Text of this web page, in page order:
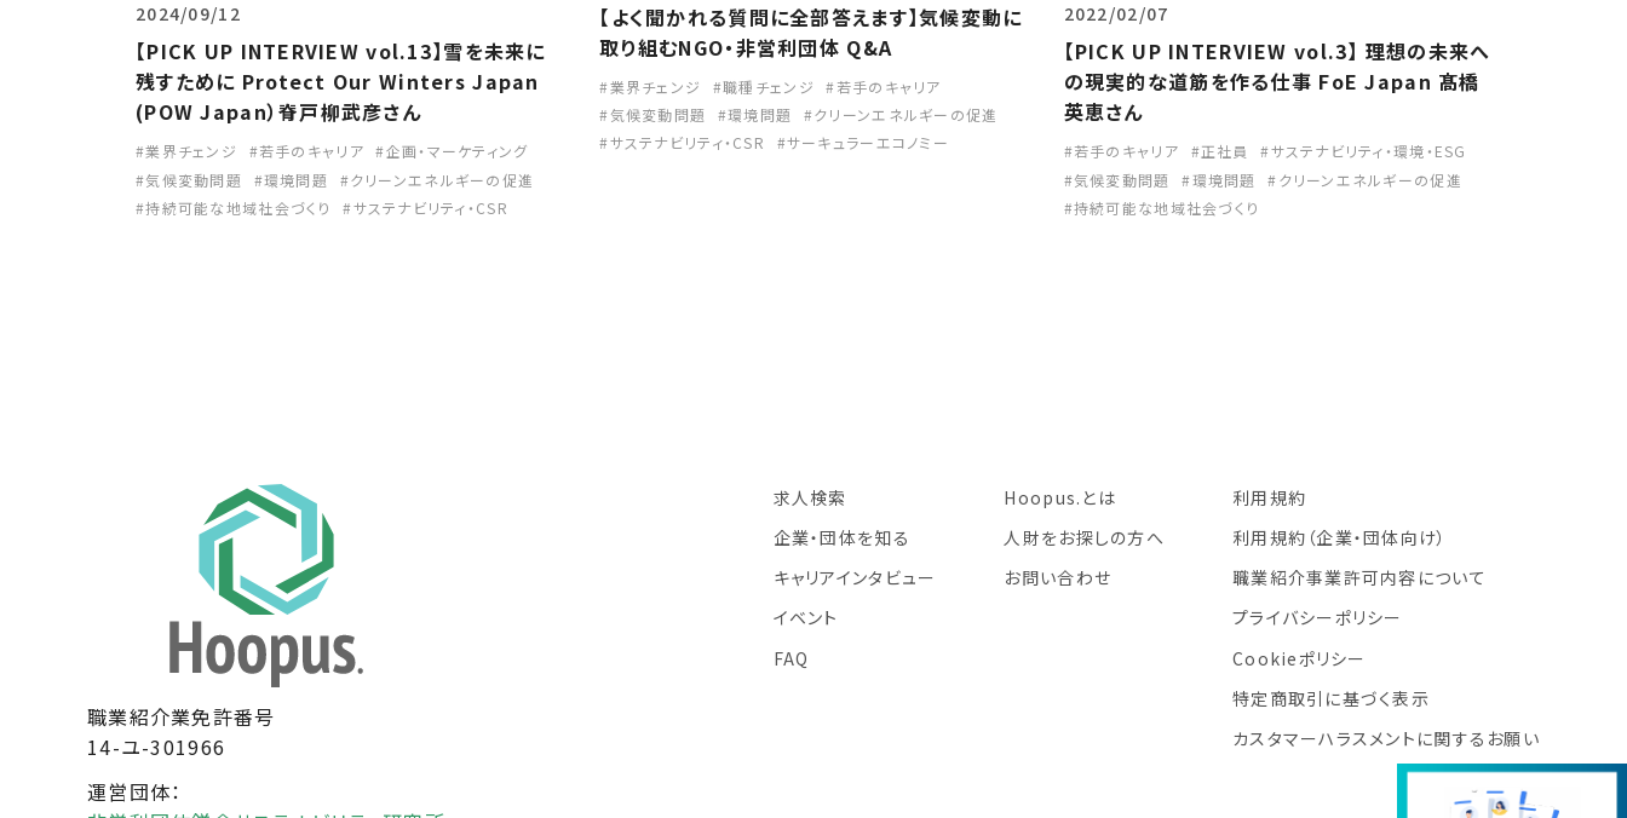
2024/09/12
【PICK UP INTERVIEW vol.13】雪を未来に
残すために Protect Our Winters Japan
(POW Japan）脊戸柳武彦さん
業界チェンジ 若手のキャリア
企画・マーケティング
気候変動問題
環境問題
クリーンエネルギーの促進
持続可能な地域社会づくり
サステナビリティ・CSR
【よく聞かれる質問に全部答えます】気候変動に
取り組むNGO・非営利団体 Q&A
業界チェンジ 職種チェンジ
若手のキャリア
気候変動問題
環境問題
クリーンエネルギーの促進
サステナビリティ・CSR
サーキュラーエコノミー
2022/02/07
【PICK UP INTERVIEW vol.3】 理想の未来へ
の現実的な道筋を作る仕事 FoE Japan 髙橋
英恵さん
若手のキャリア 正社員
サステナビリティ・環境・ESG
気候変動問題
環境問題
クリーンエネルギーの促進
持続可能な地域社会づくり
職業紹介業免許番号
14-ユ-301966
運営団体：
求人検索
企業・団体を知る
キャリアインタビュー
イベント
FAQ
Hoopus.とは
人財をお探しの方へ
お問い合わせ
利用規約
利用規約 （企業・団体向け）
職業紹介事業許可内容について
プライバシーポリシー
Cookieポリシー
特定商取引に基づく表示
カスタマーハラスメントに関するお願い